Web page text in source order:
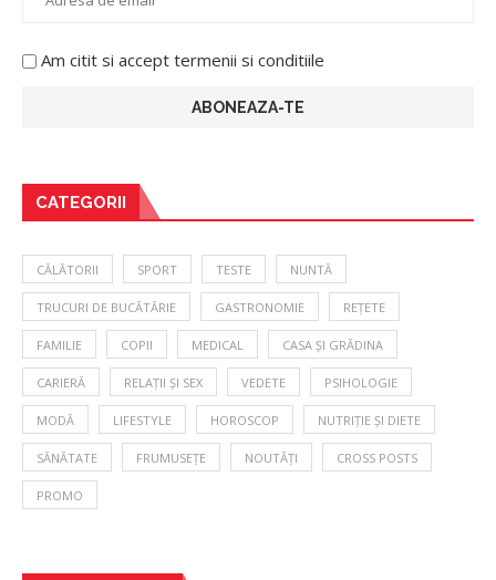
Am citit si accept termenii si conditiile
CATEGORII
CĂLĂTORII SPORT TESTE NUNTĂ
TRUCURI DE BUCĂTĂRIE GASTRONOMIE REȚETE
FAMILIE COPII MEDICAL CASA ȘI GRĂDINA
CARIERĂ RELAȚII ȘI SEX VEDETE PSIHOLOGIE
MODĂ LIFESTYLE HOROSCOP NUTRIȚIE ȘI DIETE
SĂNĂTATE FRUMUSEȚE NOUTĂȚI CROSS POSTS
PROMO